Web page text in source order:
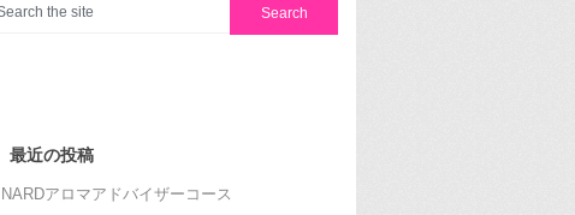
最近の投稿
NARDアロマアドバイザーコース